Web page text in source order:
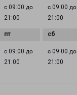
с 09:00 до
21:00
с 09:00 до
21:00
с 09:00 до
21:00
с 09:00 до
21:00